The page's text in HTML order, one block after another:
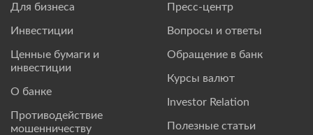
Для бизнеса
Инвестиции
Ценные бумаги и
инвестиции
О банке
Противодействие
мошенничеству
Пресс-центр
Вопросы и ответы
Обращение в банк
Курсы валют
Investor Relation
Полезные статьи